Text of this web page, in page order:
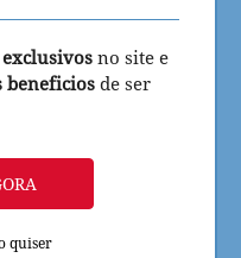
no site e
beneficios de ser
quiser